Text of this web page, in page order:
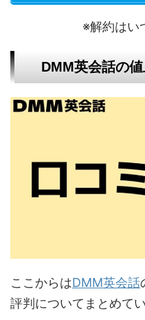
※解約はい
DMM英会話の
ここからはDMM英会話
評判についてまとめて